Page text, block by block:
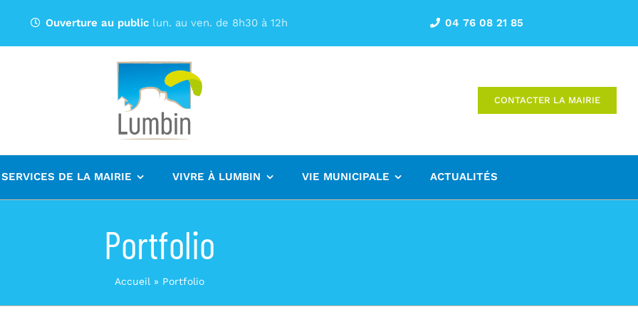
Ouverture au public lun. au ven. de 8h30 à 12h 04 76 08 21 85
CONTACTER LA MAIRIE
DE LA MAIRIE VIVRE À LUMBIN VIE MUNICIPALE ACTUALITÉS
Portfolio
Accueil » Portfolio